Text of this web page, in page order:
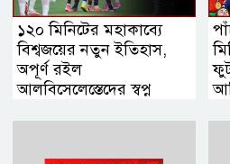
১২০ মিনিটের মহাকাব্যে
বিশ্বজয়ের নতুন ইতিহাস,
অপূর্ণ রইল
আলবিসেলেস্তেদের স্বপ্ন